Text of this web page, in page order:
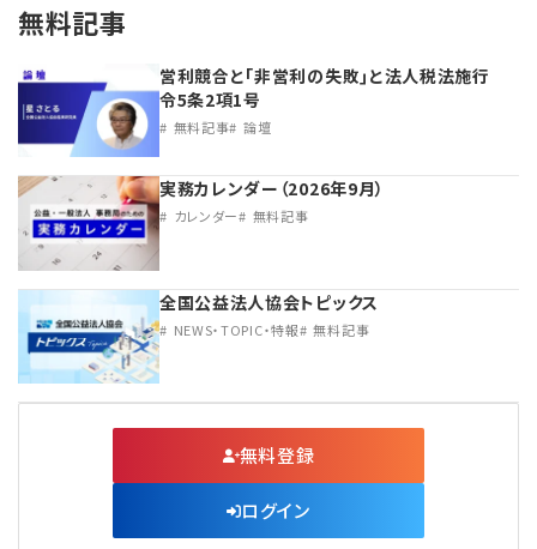
無料記事
営利競合と｢非営利の失敗｣と法人税法施行
令5条2項1号
無料記事 論壇
実務カレンダー（2026年9月）
カレンダー 無料記事
全国公益法人協会トピックス
NEWS・TOPIC・特報 無料記事
無料登録
ログイン